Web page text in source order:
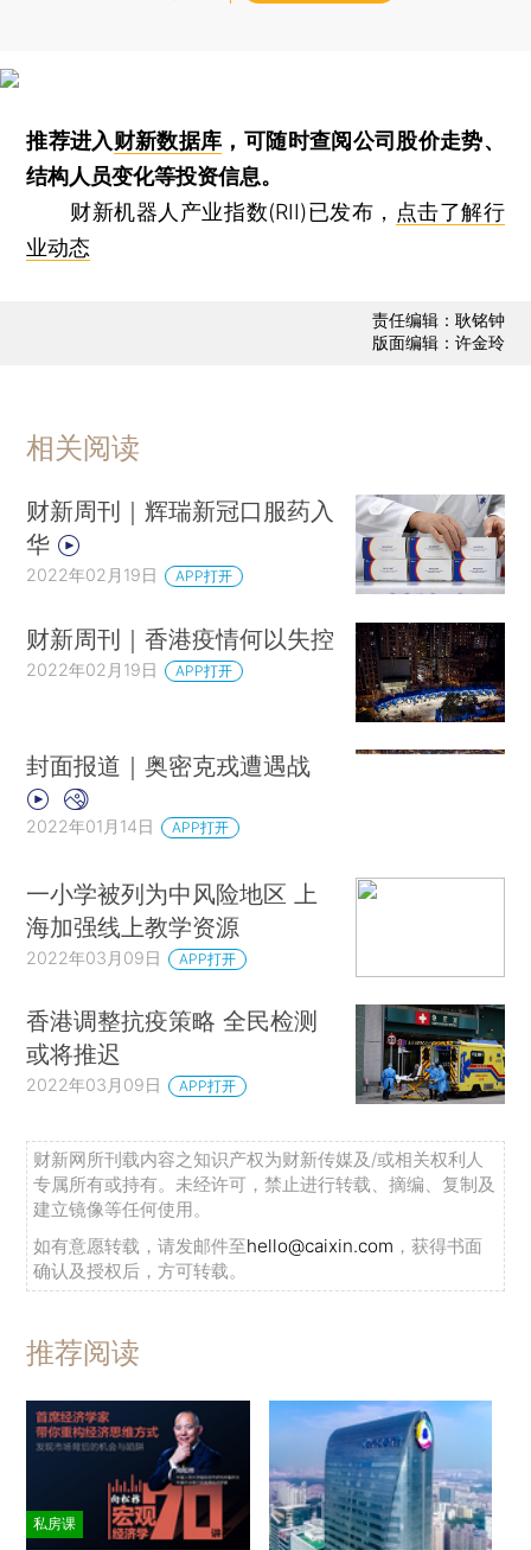
推荐进入财新数据库 ，可随时查阅公司股价走势、
结构人员变化等投资信息。
财新机器人产业指数(RII)已发布， 点击了解行
业动态
责任编辑：耿铭钟
版面编辑：许金玲
相关阅读
财新周刊｜辉瑞新冠口服药入
华
2022年02月19日 APP打开
财新周刊｜香港疫情何以失控
2022年02月19日 APP打开
封面报道｜奥密克戎遭遇战
2022年01月14日 APP打开
一小学被列为中风险地区 上
海加强线上教学资源
2022年03月09日 APP打开
香港调整抗疫策略 全民检测
或将推迟
2022年03月09日 APP打开
财新网所刊载内容之知识产权为财新传媒及/或相关权利人
专属所有或持有。未经许可，禁止进行转载、摘编、复制及
建立镜像等任何使用。
如有意愿转载，请发邮件至hello@caixin.com ，获得书面
确认及授权后，方可转载。
推荐阅读
私房课